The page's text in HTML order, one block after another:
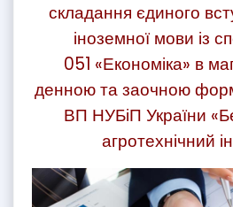
складання єдиного
іноземної мови із
051 «Економіка» в
денною та заочною
ВП НУБіП України
агротехнічний